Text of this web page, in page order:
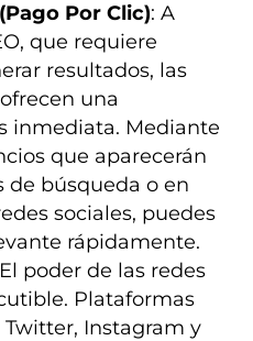
(Pago Por Clic): A
que requiere
resultados, las
una
inmediata. Mediante
que aparecerán
de búsqueda o en
sociales, puedes
rápidamente.
poder de las redes
Plataformas
Instagram y